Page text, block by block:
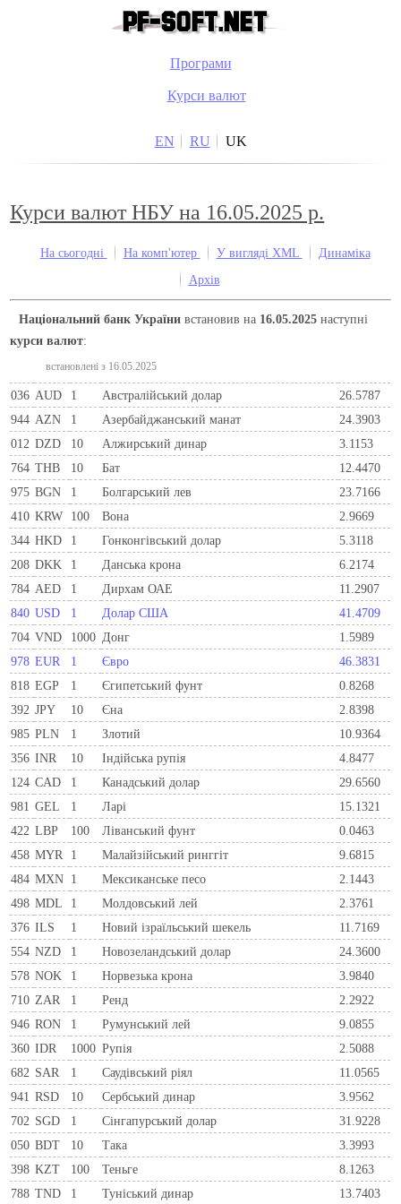
Програми
Курси валют
EN RU UK
Курси валют НБУ на 16.05.2025 р.
На сьогодні На комп'ютер У вигляді XML
Динаміка
Архів
Національний банк України встановив на 16.05.2025 наступні
курси валют:
встановлені з 16.05.2025
036 AUD 1 Австралійський долар
26.5787
944 AZN 1 Азербайджанський манат
24.3903
012 DZD 10 Алжирський динар
3.1153
764 THB 10 Бат
12.4470
975 BGN 1 Болгарський лев
23.7166
410 KRW 100 Вона
2.9669
344 HKD 1 Гонконгівський долар
5.3118
208 DKK 1 Данська крона
6.2174
784 AED 1 Дирхам ОАЕ
11.2907
840 USD 1 Долар США
41.4709
704 VND 1000 Донг
1.5989
978 EUR 1 Євро
46.3831
818 EGP 1 Єгипетський фунт
0.8268
392 JPY 10 Єна
2.8398
985 PLN 1 Злотий
10.9364
356 INR 10 Індійська рупія
4.8477
124 CAD 1 Канадський долар
29.6560
981 GEL 1 Ларi
15.1321
422 LBP 100 Ліванський фунт
0.0463
458 MYR 1 Малайзійський ринггіт
9.6815
484 MXN 1 Мексиканське песо
2.1443
498 MDL 1 Молдовський лей
2.3761
376 ILS 1 Новий ізраїльський шекель
11.7169
554 NZD 1 Новозеландський долар
24.3600
578 NOK 1 Норвезька крона
3.9840
710 ZAR 1 Ренд
2.2922
946 RON 1 Румунський лей
9.0855
360 IDR 1000 Рупія
2.5088
682 SAR 1 Саудівський ріял
11.0565
941 RSD 10 Сербський динар
3.9562
702 SGD 1 Сінгапурський долар
31.9228
050 BDT 10 Така
3.3993
398 KZT 100 Теньге
8.1263
788 TND 1 Туніський динар 13.7403